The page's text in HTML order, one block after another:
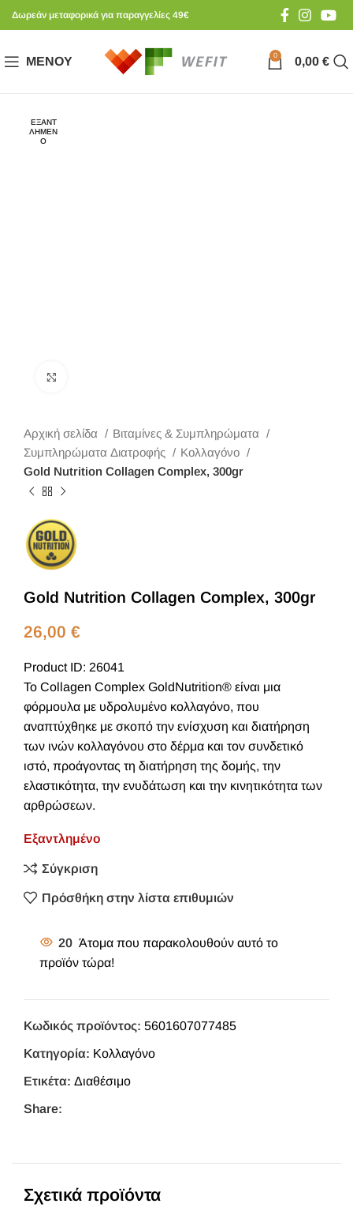
Δωρεάν μεταφορικά για παραγγελίες 49€
ΜΕΝΟΎ 0 0,00 €
ΕΞΑΝΤ
ΛΗΜΈΝ
Ο
Αρχική σελίδα
Βιταμίνες & Συμπληρώματα
Συμπληρώματα Διατροφής
Κολλαγόνο
Gold Nutrition Collagen Complex, 300gr
Gold Nutrition Collagen Complex, 300gr
26,00 €
Product ID: 26041
Το Collagen Complex GoldNutrition® είναι μια
φόρμουλα με υδρολυμένο κολλαγόνο, που
αναπτύχθηκε με σκοπό την ενίσχυση και διατήρηση
των ινών κολλαγόνου στο δέρμα και τον συνδετικό
ιστό, προάγοντας τη διατήρηση της δομής, την
ελαστικότητα, την ενυδάτωση και την κινητικότητα των
αρθρώσεων.
Εξαντλημένο
Σύγκριση
Πρόσθήκη στην λίστα επιθυμιών
20 Άτομα που παρακολουθούν αυτό το
προϊόν τώρα!
Κωδικός προϊόντος: 5601607077485
Κατηγορία: Κολλαγόνο
Ετικέτα: Διαθέσιμο
Share:
Σχετικά προϊόντα